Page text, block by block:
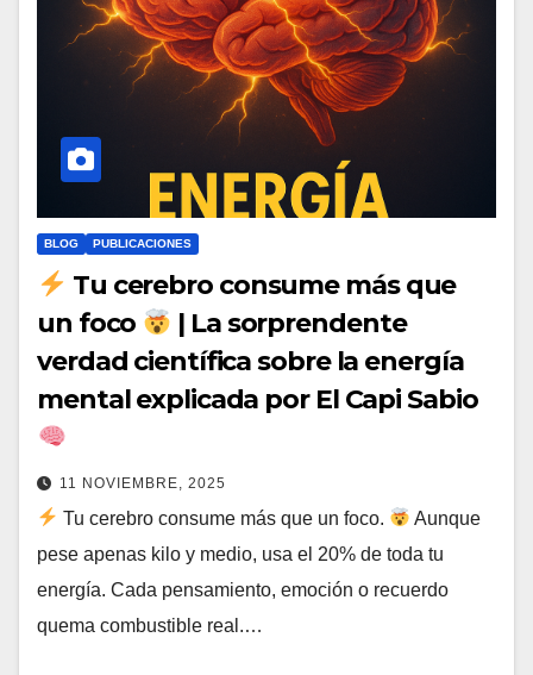
BLOG PUBLICACIONES
Tu cerebro consume más que
un foco
| La sorprendente
verdad científica sobre la energía
mental explicada por El Capi Sabio
11 NOVIEMBRE, 2025
Tu cerebro consume más que un foco.
Aunque
pese apenas kilo y medio, usa el 20% de toda tu
energía. Cada pensamiento, emoción o recuerdo
quema combustible real.…